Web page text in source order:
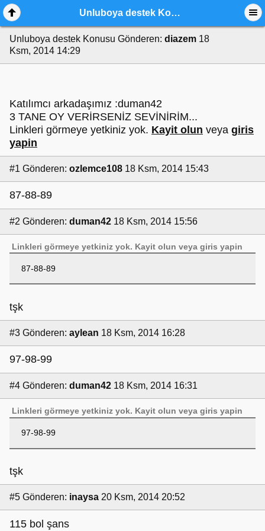
Unluboya destek Konusu
Unluboya destek Konusu Gönderen: diazem 18
Ksm, 2014 14:29
Katılımcı arkadaşımız :duman42
3 TANE OY VERİRSENİZ SEVİNİRİM...
Linkleri görmeye yetkiniz yok. Kayit olun veya giris
yapin
#1 Gönderen: ozlemce108 18 Ksm, 2014 15:43
87-88-89
#2 Gönderen: duman42 18 Ksm, 2014 15:56
Linkleri görmeye yetkiniz yok. Kayit olun veyagiris yapin
87-88-89
tşk
#3 Gönderen: aylean 18 Ksm, 2014 16:28
97-98-99
#4 Gönderen: duman42 18 Ksm, 2014 16:31
Linkleri görmeye yetkiniz yok. Kayit olun veyagiris yapin
97-98-99
tşk
#5 Gönderen: inaysa 20 Ksm, 2014 20:52
115 bol şans